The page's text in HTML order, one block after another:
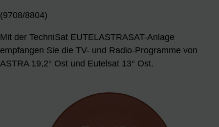
(9708/8804)
Mit der TechniSat EUTELASTRASAT-Anlage
empfangen Sie die TV- und Radio-Programme von
ASTRA 19,2° Ost und Eutelsat 13° Ost.